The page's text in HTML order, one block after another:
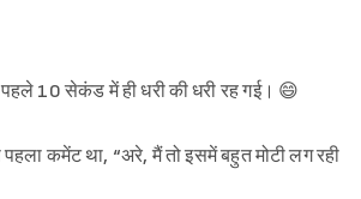
पहले 10 सेकंड में ही धरी की धरी रह गई। 😄
कमेंट था, “अरे, मैं तो इसमें बहुत मोटी लग रही